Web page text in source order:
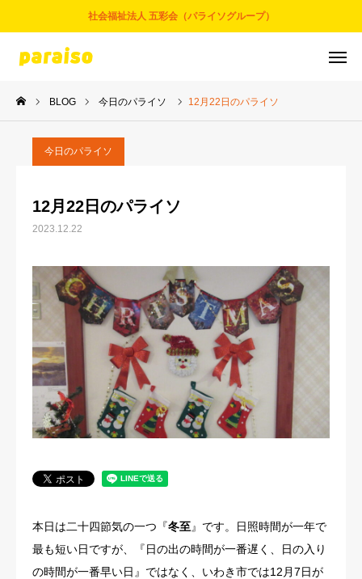
社会福祉法人 五彩会（パライソグループ）
BLOG 今日のパライソ 12月22日のパライソ
今日のパライソ
12月22日のパライソ
2023.12.22
本日は二十四節気の一つ『冬至』です。日照時間が一年で
最も短い日ですが、『日の出の時間が一番遅く、日の入り
の時間が一番早い日』ではなく、いわき市では12月7日が
お問合せ サービスについて
アクセス
事業とサービス
お知らせ
パライソブログ
スタッフ紹介
法人概要